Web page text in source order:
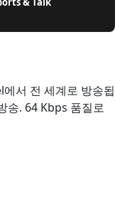
서 전 세계로 방송됩
송. 64 Kbps 품질로